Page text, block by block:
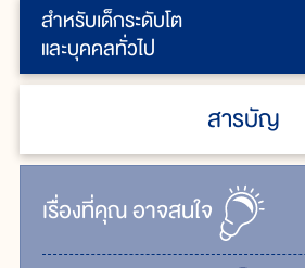
สำหรับเด็กระดับโต
และบุคคลทั่วไป
สารบัญ
เรื่ิองที่คุณอาจสนใจ